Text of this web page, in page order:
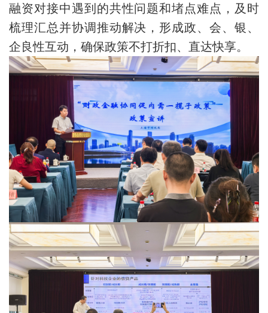
融资对接中遇到的共性问题和堵点难点，及时
梳理汇总并协调推动解决，形成政、会、银、
企良性互动，确保政策不打折扣、直达快享。